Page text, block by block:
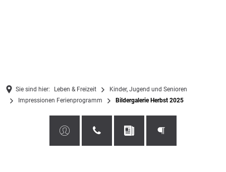
Sie sind hier: Leben & Freizeit
Kinder, Jugend und Senioren
Impressionen Ferienprogramm
Bildergalerie Herbst 2025